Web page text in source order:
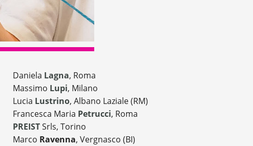
Daniela Lagna, Roma
Massimo Lupi, Milano
Lucia Lustrino, Albano Laziale (RM)
Francesca Maria Petrucci, Roma
PREISTSrls, Torino
Marco Ravenna, Vergnasco (BI)